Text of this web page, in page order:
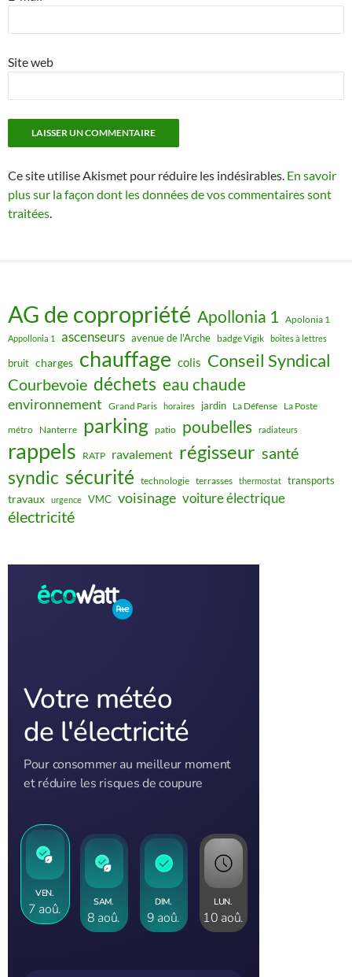
Site web
Ce site utilise Akismet pour réduire les indésirables. En savoir
plus sur la façon dont les données de vos commentaires sont
traitées.
AG de copropriété Apollonia 1 Apolonia 1
Appollonia 1 ascenseurs avenue de l'Arche badge Vigik boites à lettres
bruit charges chauffage colis Conseil Syndical
Courbevoie déchets eau chaude
environnement Grand Paris horaires jardin La Défense La Poste
métro Nanterre parking patio poubelles radiateurs
rappels RATP ravalement régisseur santé
syndic sécurité technologie terrasses thermostat transports
travaux urgence VMC voisinage voiture électrique
électricité